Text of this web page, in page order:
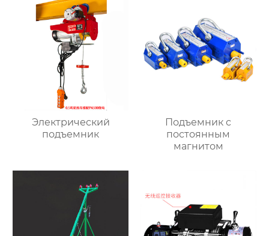
Электрический
подъемник
Подъемник с
постоянным
магнитом